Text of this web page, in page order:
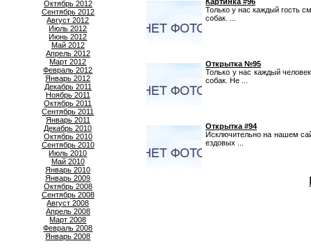
Октябрь 2012
Сентябрь 2012
Август 2012
Июль 2012
Июнь 2012
Май 2012
Апрель 2012
Март 2012
Февраль 2012
Январь 2012
Декабрь 2011
Ноябрь 2011
Октябрь 2011
Сентябрь 2011
Январь 2011
Декабрь 2010
Октябрь 2010
Сентябрь 2010
Июль 2010
Май 2010
Январь 2010
Январь 2009
Октябрь 2008
Сентябрь 2008
Август 2008
Апрель 2008
Март 2008
Февраль 2008
Январь 2008
Только у нас каждый гость
собак. ...
Открытка №95
Только у нас каждый
собак. Не ...
Открытка #94
Исключительно на нашем
ездовых ...